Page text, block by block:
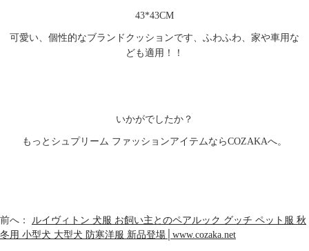
43*43CM
可愛い、個性的なブランドクッションです、ふわふわ、家や車用な
ども適用！！
いかがでしたか？
もっとシュプリーム ファッションアイテムならCOZAKAへ。
前へ： ルイヴィトン 犬服 お飼い主とのペアルック グッチ ペット服 秋
冬用 小型犬 大型犬 防寒洋服 新品登場│www.cozaka.net